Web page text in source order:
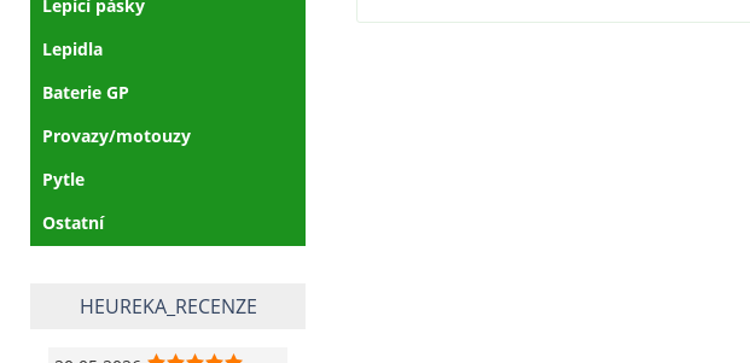
Lepící pásky
Lepidla
Baterie GP
Provazy/motouzy
Pytle
Ostatní
HEUREKA_RECENZE